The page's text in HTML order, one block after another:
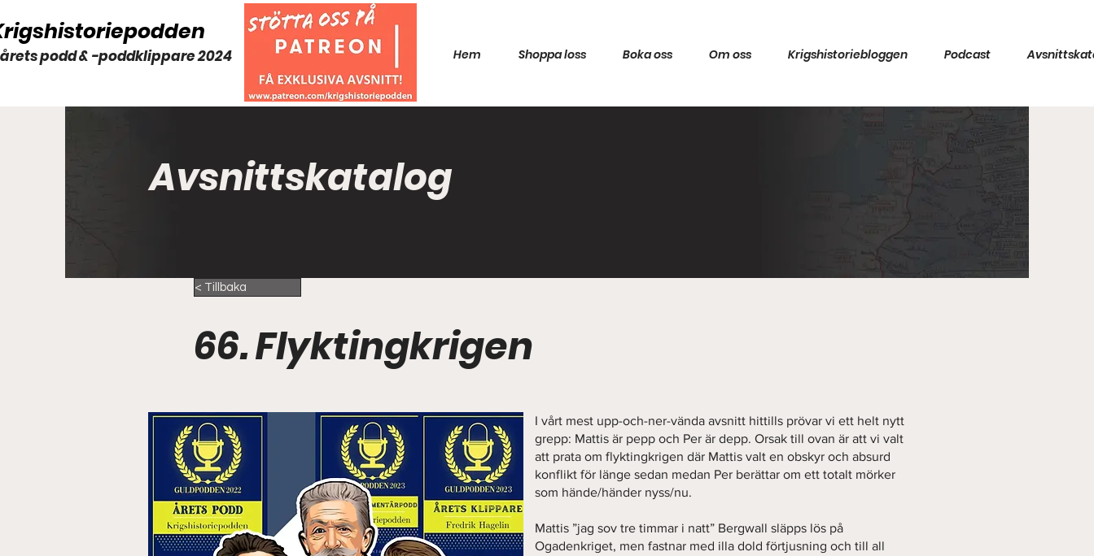
podd & -poddklippare 2024 Hem Shoppa loss Boka oss Om oss Krigshistoriebloggen Podcast
< Tillbaka
66. Flyktingkrigen
I vårt mest upp-och-ner-vända avsnitt hittills prövar vi ett helt nytt
grepp: Mattis är pepp och Per är depp. Orsak till ovan är att vi valt
att prata om flyktingkrigen där Mattis valt en obskyr och absurd
konflikt för länge sedan medan Per berättar om ett totalt mörker
som hände/händer nyss/nu.
Mattis ”jag sov tre timmar i natt” Bergwall släpps lös på
Ogadenkriget, men fastnar med illa dold förtjusning och till all
Avsnittskatalog